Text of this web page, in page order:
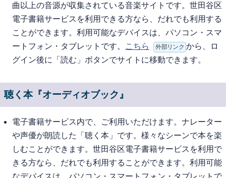
曲以上の音源が収集されている音楽サイトです。世田谷区
電子書籍サービスを利用できる方なら、だれでも利用する
ことができます。利用可能なデバイスは、パソコン・スマ
ートフォン・タブレットです。
こちら 外部リンク から、ロ
グイン後に「読む」ボタンでサイトに移動できます。
聴く本『オーディオブック』
電子書籍サービス内で、ご利用いただけます。ナレーター
や声優が朗読した「聴く本」です。様々なシーンで本を楽
しむことができます。世田谷区電子書籍サービスを利用で
きる方なら、だれでも利用することができます。利用可能
なデバイスは、パソコン・スマートフォン・タブレットで